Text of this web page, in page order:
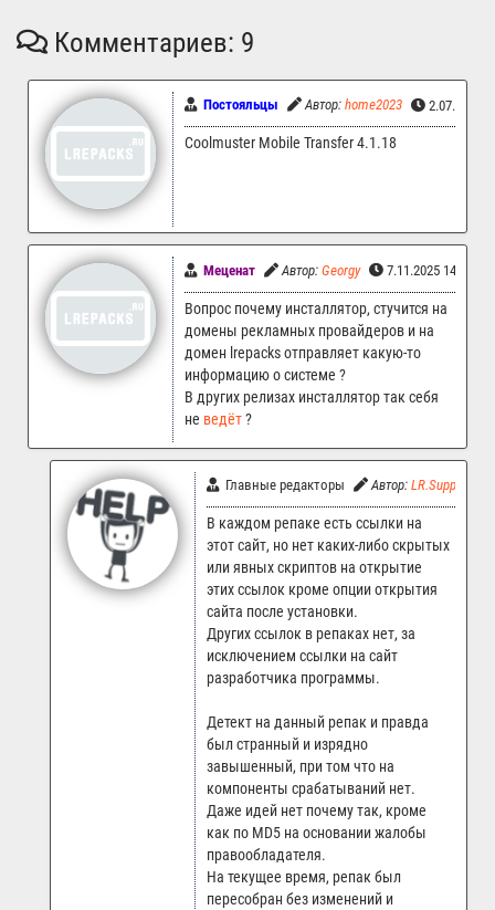
Комментариев: 9
Постояльцы Автор: home2023 2.07.2026
Coolmuster Mobile Transfer 4.1.18
Меценат Автор: Georgy 7.11.2025 14:49
Вопрос почему инсталлятор, стучится на
домены рекламных провайдеров и на
домен lrepacks отправляет какую-то
информацию о системе ?
В других релизах инсталлятор так себя
не ведёт?
Главные редакторы Автор: LR.Support
В каждом репаке есть ссылки на
этот сайт, но нет каких-либо скрытых
или явных скриптов на открытие
этих ссылок кроме опции открытия
сайта после установки.
Других ссылок в репаках нет, за
исключением ссылки на сайт
разработчика программы.
Детект на данный репак и правда
был странный и изрядно
завышенный, при том что на
компоненты срабатываний нет.
Даже идей нет почему так, кроме
как по MD5 на основании жалобы
правообладателя.
На текущее время, репак был
пересобран без изменений и